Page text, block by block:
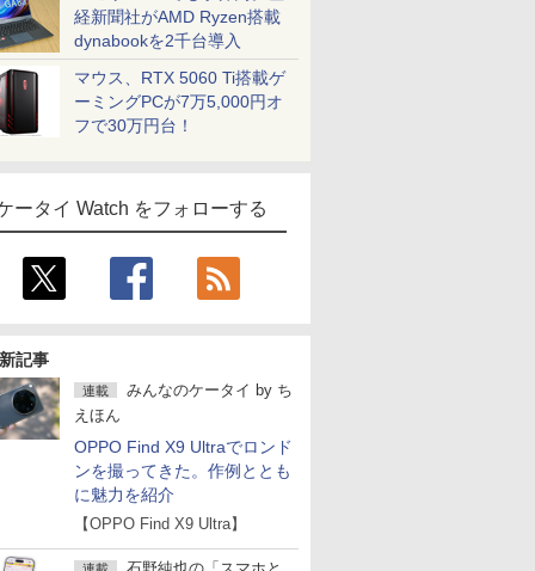
経新聞社がAMD Ryzen搭載
dynabookを2千台導入
マウス、RTX 5060 Ti搭載ゲ
ーミングPCが7万5,000円オ
フで30万円台！
ータイ Watch をフォローする
記事
連載 みんなのケータイ by ち
えほん
OPPO Find X9 Ultraでロンド
ンを撮ってきた。作例ととも
に魅力を紹介
【OPPO Find X9 Ultra】